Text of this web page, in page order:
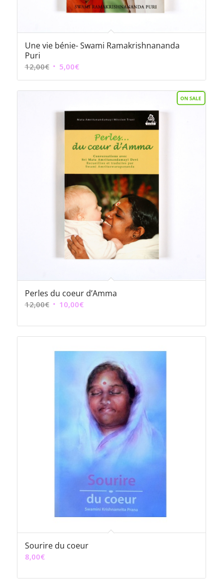
Une vie bénie- Swami Ramakrishnananda
Puri
12,00€ Le
prix
initial
12,00€.
5,00€Le
prix
actuel
5,00€.
Perles du coeur d’Amma
12,00€ Le
initial
était :
12,00€.
10,00€Le
actuel
est :
10,00€.
Sourire du coeur
8,00€